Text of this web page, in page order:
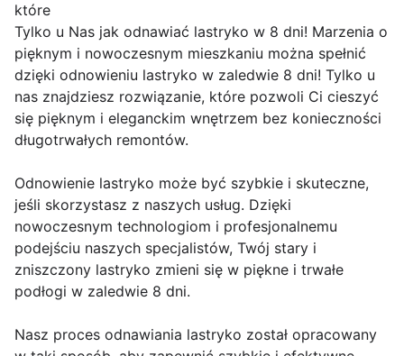
które
Tylko u Nas jak odnawiać lastryko w 8 dni! Marzenia o
pięknym i nowoczesnym mieszkaniu można spełnić
dzięki odnowieniu lastryko w zaledwie 8 dni! Tylko u
nas znajdziesz rozwiązanie, które pozwoli Ci cieszyć
się pięknym i eleganckim wnętrzem bez konieczności
długotrwałych remontów.
Odnowienie lastryko może być szybkie i skuteczne,
jeśli skorzystasz z naszych usług. Dzięki
nowoczesnym technologiom i profesjonalnemu
podejściu naszych specjalistów, Twój stary i
zniszczony lastryko zmieni się w piękne i trwałe
podłogi w zaledwie 8 dni.
Nasz proces odnawiania lastryko został opracowany